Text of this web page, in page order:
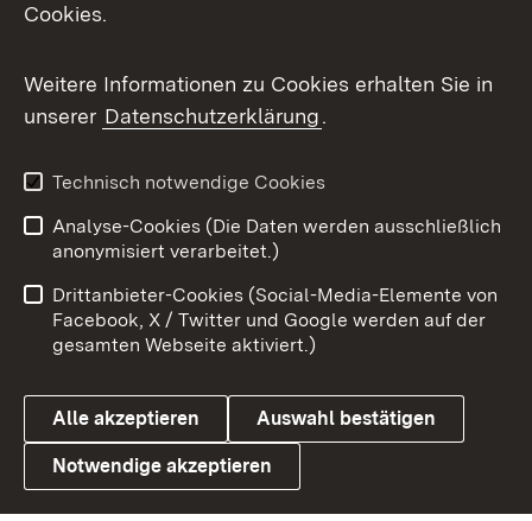
X / Twitter
Youtube
Link zum Landesportal
Impressum
Kontakt
Barrierefreiheit
Datenschutz
Cookies
Cookies.
Weitere Informationen zu Cookies erhalten Sie in
unserer Datenschutzerklärung.
Technisch notwendige Cookies
Analyse-Cookies (Die Daten werden ausschließlich
anonymisiert verarbeitet.)
Drittanbieter-Cookies (Social-Media-Elemente von
Facebook, X / Twitter und Google werden auf der
gesamten Webseite aktiviert.)
Alle akzeptieren Auswahl bestätigen
Notwendige akzeptieren